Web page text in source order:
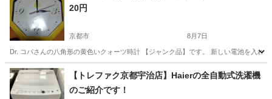
20円
京都市 8月7日
Dr. コパさんの八角形の黄色いクォーツ時計 【ジャンク品】です。 新しい電池を入れ
京都 京都市 生活家電 ジャンク
【トレファク京都宇治店】Haierの全自動式洗濯機
のご紹介です！